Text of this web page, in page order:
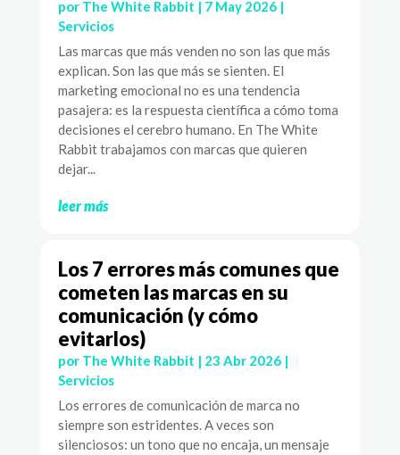
por The White Rabbit | 7 May 2026|
Servicios
Las marcas que más venden no son las que más
explican. Son las que más se sienten. El
marketing emocional no es una tendencia
pasajera: es la respuesta científica a cómo toma
decisiones el cerebro humano. En The White
Rabbit trabajamos con marcas que quieren
dejar...
leer más
Los 7 errores más comunes que
cometen las marcas en su
comunicación (y cómo
evitarlos)
por The White Rabbit | 23 Abr 2026|
Servicios
Los errores de comunicación de marca no
siempre son estridentes. A veces son
silenciosos: un tono que no encaja, un mensaje